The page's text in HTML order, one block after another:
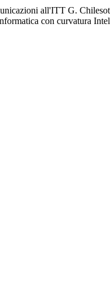
all'ITT G.
con curvatura